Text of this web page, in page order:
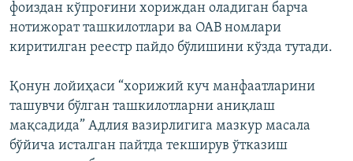
фоиздан кўпроғини хориждан оладиган барча
нотижорат ташкилотлари ва ОАВ номлари
киритилган реестр пайдо бўлишини кўзда тутади.
Қонун лойиҳаси “хорижий куч манфаатларини
ташувчи бўлган ташкилотларни аниқлаш
мақсадида” Адлия вазирлигига мазкур масала
бўйича исталган пайтда текширув ўтказиш